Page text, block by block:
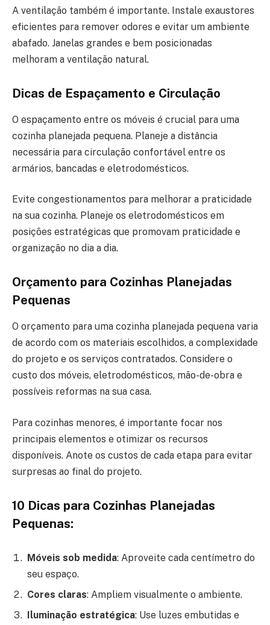
A ventilação também é importante. Instale exaustores
eficientes para remover odores e evitar um ambiente
abafado. Janelas grandes e bem posicionadas
melhoram a ventilação natural.
Dicas de Espaçamento e Circulação
O espaçamento entre os móveis é crucial para uma
cozinha planejada pequena. Planeje a distância
necessária para circulação confortável entre os
armários, bancadas e eletrodomésticos.
Evite congestionamentos para melhorar a praticidade
na sua cozinha. Planeje os eletrodomésticos em
posições estratégicas que promovam praticidade e
organização no dia a dia.
Orçamento para Cozinhas Planejadas
Pequenas
O orçamento para uma cozinha planejada pequena varia
de acordo com os materiais escolhidos, a complexidade
do projeto e os serviços contratados. Considere o
custo dos móveis, eletrodomésticos, mão-de-obra e
possíveis reformas na sua casa.
Para cozinhas menores, é importante focar nos
principais elementos e otimizar os recursos
disponíveis. Anote os custos de cada etapa para evitar
surpresas ao final do projeto.
10 Dicas para Cozinhas Planejadas
Pequenas:
Móveis sob medida: Aproveite cada centímetro do
seu espaço.
Cores claras: Ampliem visualmente o ambiente.
Iluminação estratégica: Use luzes embutidas e